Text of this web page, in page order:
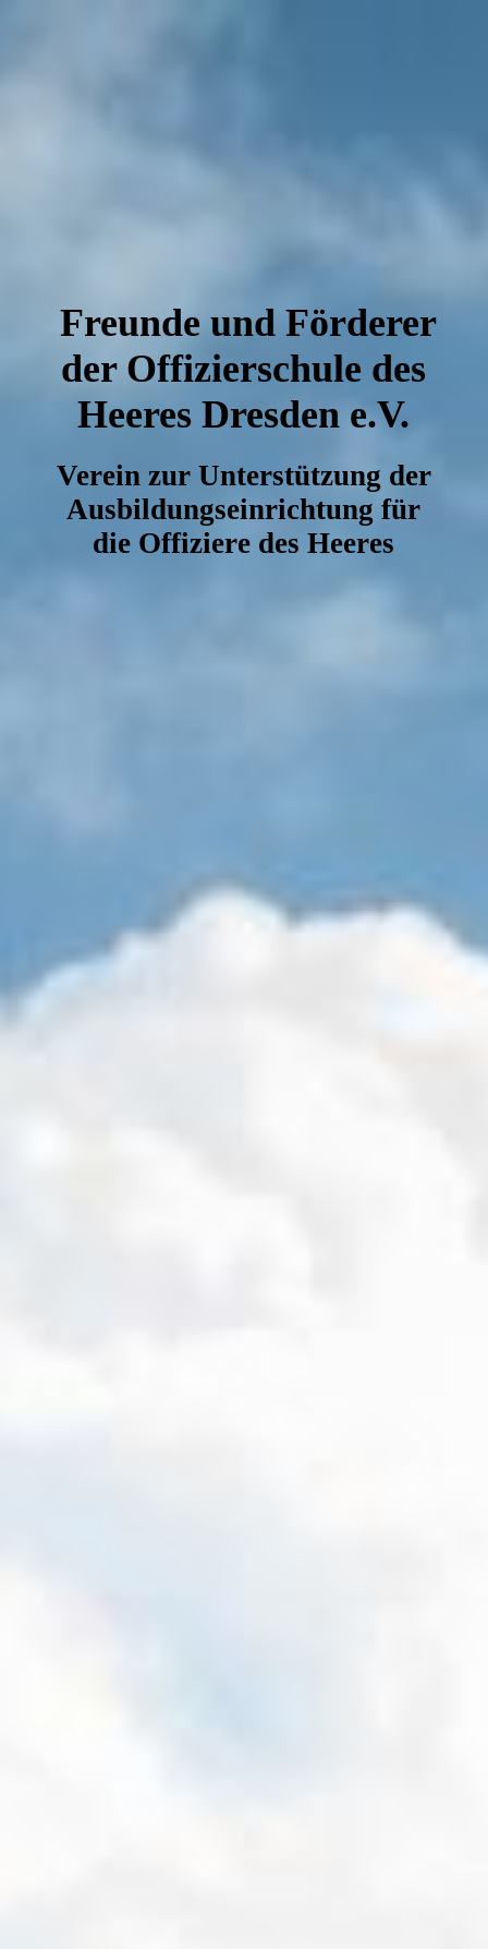
Freunde und Förderer
der Offizierschule des
Heeres Dresden e.V.
Verein zur Unterstützung der
Ausbildungseinrichtung für
die Offiziere des Heeres